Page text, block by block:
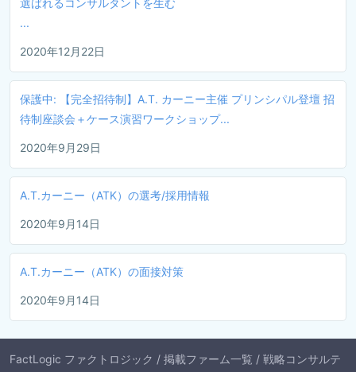
...
2020年12月22日
保護中: 【完全招待制】A.T. カーニー主催 プリンシパル登壇 招
待制座談会＋ケース演習ワークショップ...
2020年9月29日
A.T.カーニー（ATK）の選考/採用情報
2020年9月14日
A.T.カーニー（ATK）の面接対策
2020年9月14日
FactLogic ファクトロジック / 掲載ファーム一覧 / 戦略コンサルテ